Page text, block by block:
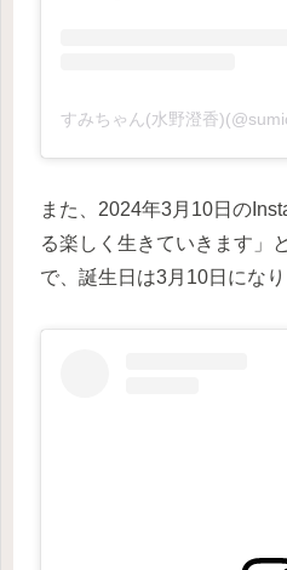
また、2024年3月10日の
る楽しく生きていきます」
で、誕生日は3月10日になり